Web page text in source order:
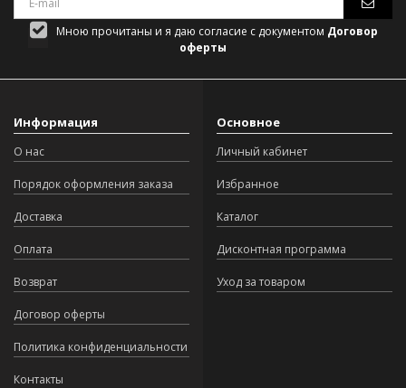
Мною прочитаны и я даю согласие с документом Договор
оферты
Информация
О нас
Порядок оформления заказа
Доставка
Оплата
Возврат
Договор оферты
Политика конфиденциальности
Контакты
Основное
Личный кабинет
Избранное
Каталог
Дисконтная программа
Уход за товаром